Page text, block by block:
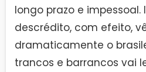
longo prazo e impessoal.
descrédito, com efeito,
dramaticamente o
trancos e barrancos vai